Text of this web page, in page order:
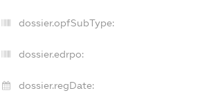
dossier.opfSubType:
dossier.edrpo:
dossier.regDate: